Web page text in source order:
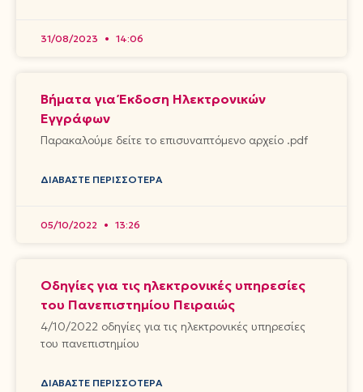
31/08/2023 14:06
Βήματα για Έκδοση Ηλεκτρονικών
Εγγράφων
Παρακαλούμε δείτε το επισυναπτόμενο αρχείο .pdf
ΔΙΑΒΆΣΤΕ ΠΕΡΙΣΣΌΤΕΡΑ
05/10/2022 13:26
Οδηγίες για τις ηλεκτρονικές υπηρεσίες
του Πανεπιστημίου Πειραιώς
4/10/2022 οδηγίες για τις ηλεκτρονικές υπηρεσίες
του πανεπιστημίου
ΔΙΑΒΆΣΤΕ ΠΕΡΙΣΣΌΤΕΡΑ